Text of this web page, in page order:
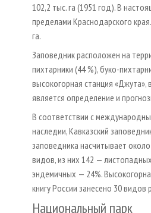
102,2 тыс. га (1951 год). В
пределами Краснодарского
га.
Заповедник расположен на
пихтарники (44 %), буко-
высокогорная станция
является определение и
В соответствии с
наследии, Кавказский
заповедника насчитывает
видов, из них 142 —
эндемичных — 24%.
книгу России занесено 30
Национальный парк